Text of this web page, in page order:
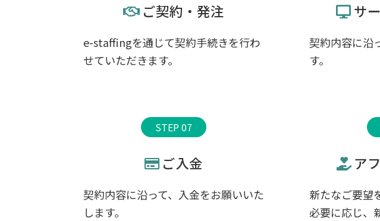
ご契約・発注
e-staffingを通じて契約手続きを行わ
せていただきます。
サ
契約内容に沿
す。
STEP 07
ご入金
契約内容に沿って、入金をお願いいた
します。
ア
新たなご要望
必要に応じ、